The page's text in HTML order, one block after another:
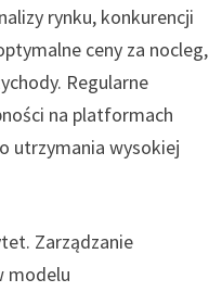
rynku, konkurencji
ceny za nocleg,
Regularne
na platformach
utrzymania wysokiej
Zarządzanie
modelu